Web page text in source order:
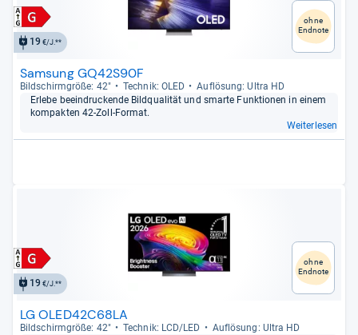
19 €/J.**
ohne
Endnote
Samsung GQ42S90F
Bild­schirm­größe: 42" Tech­nik: OLED
Auf­lö­sung: Ultra HD
Erlebe beein­dru­ckende Bild­qua­li­tät und smarte Funk­tio­nen in einem
kom­pak­ten 42-​Zoll-​For­mat.
Weiterlesen
19 €/J.**
ohne
Endnote
LG OLED42C68LA
Bild­schirm­größe: 42" Tech­nik: LCD/LED
Auf­lö­sung: Ultra HD